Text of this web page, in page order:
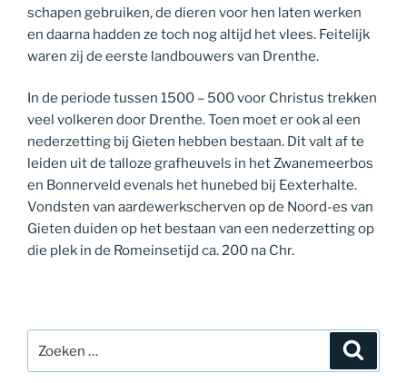
schapen gebruiken, de dieren voor hen laten werken
en daarna hadden ze toch nog altijd het vlees. Feitelijk
waren zij de eerste landbouwers van Drenthe.
In de periode tussen 1500 – 500 voor Christus trekken
veel volkeren door Drenthe. Toen moet er ook al een
nederzetting bij Gieten hebben bestaan. Dit valt af te
leiden uit de talloze grafheuvels in het Zwanemeerbos
en Bonnerveld evenals het hunebed bij Eexterhalte.
Vondsten van aardewerkscherven op de Noord-es van
Gieten duiden op het bestaan van een nederzetting op
die plek in de Romeinsetijd ca. 200 na Chr.
naar: